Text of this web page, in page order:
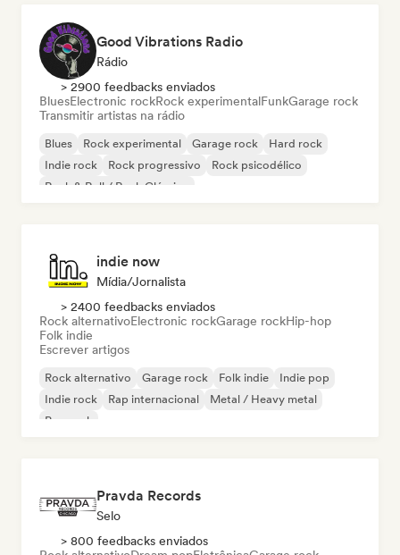
Good Vibrations Radio
Rádio
> 2900 feedbacks enviados
BluesElectronic rockRock experimentalFunkGarage rock
Transmitir artistas na rádio
Blues Rock experimental Garage rock
Hard rock
Indie rock
Rock progressivo
Rock psicodélico
Rock & Roll / Rock Clássico
indie now
Mídia/Jornalista
> 2400 feedbacks enviados
Rock alternativoElectronic rockGarage rockHip-hop
Folk indie
Escrever artigos
Rock alternativo Garage rock Folk indie
Indie pop
Indie rock
Rap internacional
Metal / Heavy metal
Pop rock
Pravda Records
Selo
> 800 feedbacks enviados